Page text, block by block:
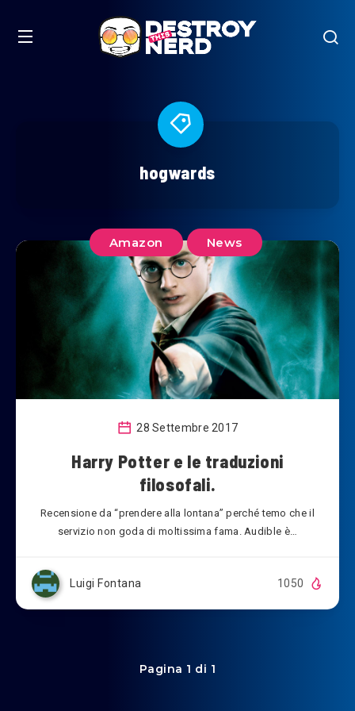
hogwards
Amazon News
28 Settembre 2017
Harry Potter e le traduzioni
filosofali.
Recensione da “prendere alla lontana” perché temo che il
servizio non goda di moltissima fama. Audible è…
Luigi Fontana 1050
Pagina 1 di 1